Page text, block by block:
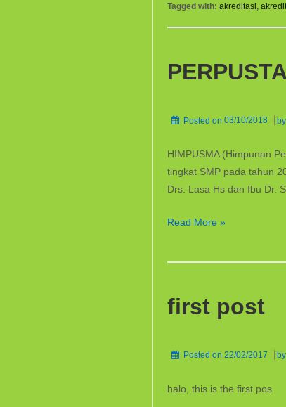
Tagged with: akreditasi,
Posted on 03/10/2018 by
HIMPUSMA (Himpunan
tingkat SMP pada tahun
Drs. Lasa Hs dan Ibu Dr.
PERPUSTAKAAN
Read More »
first post
Posted on 22/02/2017 by
halo, this is the first pos